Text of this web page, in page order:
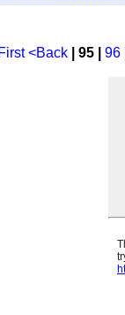
<Back | 95 | 96|